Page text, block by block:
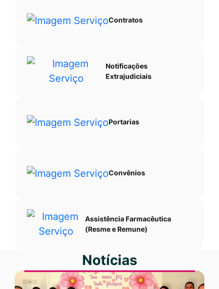
Contratos
Notificações
Extrajudiciais
Portarias
Convênios
Assistência Farmacêutica
(Resme e Remune)
Notícias